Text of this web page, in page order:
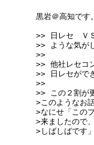
黒岩＠高知です
>> 日レセ　Ｖ
>> ような気が
>>
>> 他社レセコ
>> 日レセがで
>>
>> この２割が
>このようなお
>なにせ「この
>来ましたので
>しばしばです